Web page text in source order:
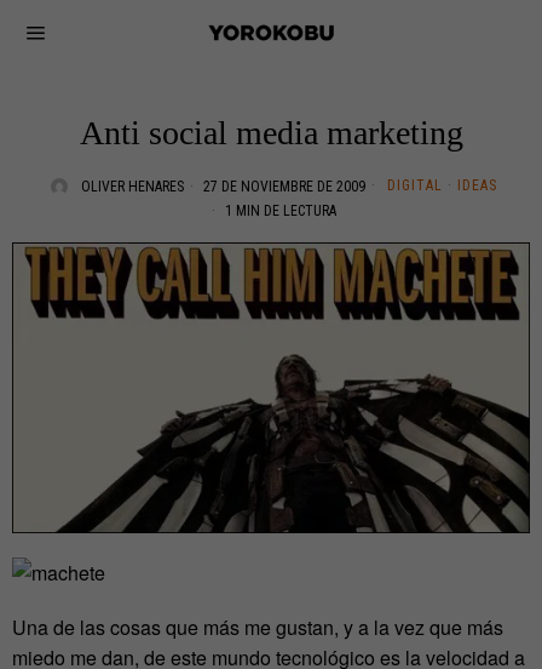
Anti social media marketing
OLIVER HENARES 27 DE NOVIEMBRE DE 2009 DIGITAL ·
IDEAS
1 MIN DE LECTURA
Una de las cosas que más me gustan, y a la vez que más
miedo me dan, de este mundo tecnológico es la velocidad a